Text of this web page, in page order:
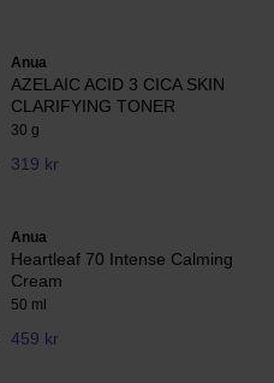
Anua
AZELAIC ACID 3 CICA SKIN
CLARIFYING TONER
30 g
319 kr
Anua
Heartleaf 70 Intense Calming
Cream
50 ml
459 kr